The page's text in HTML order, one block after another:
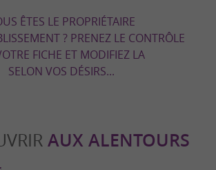
ÊTES LE PROPRIÉTAIRE
? PRENEZ LE CONTRÔLE
FICHE ET MODIFIEZ LA
SELON VOS DÉSIRS...
AUX ALENTOURS